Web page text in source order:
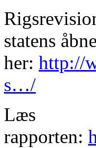
statens
her: http://
s…/
Læs
rapporten: